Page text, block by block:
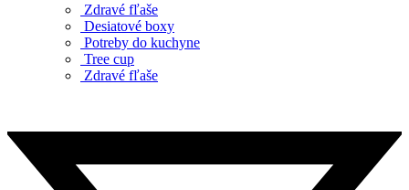
Zdravé fľaše
Desiatové boxy
Potreby do kuchyne
Tree cup
Zdravé fľaše